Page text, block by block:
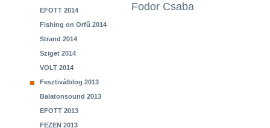
EFOTT 2014
Fishing on Orfű 2014
Strand 2014
Sziget 2014
VOLT 2014
Fesztiválblog 2013
Balatonsound 2013
EFOTT 2013
FEZEN 2013
Fodor Csaba